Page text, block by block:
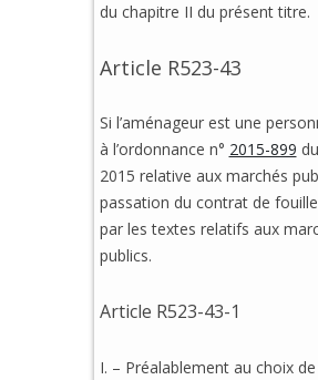
du chapitre II du présent titre.
Article R523-43
Si l’aménageur est une
à l’ordonnance n° 2015-899
2015 relative aux marchés
passation du contrat de
par les textes relatifs aux
publics.
Article R523-43-1
I. – Préalablement au choix de